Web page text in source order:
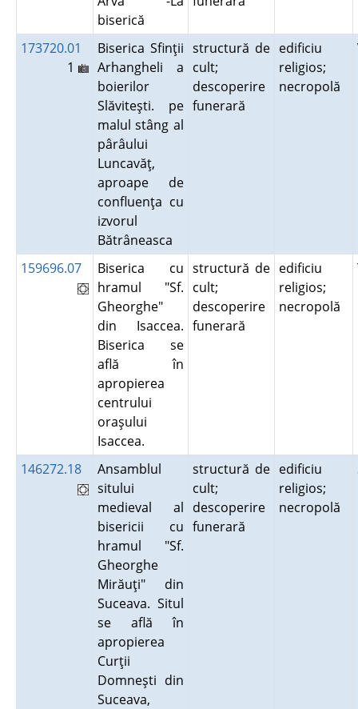
biserică
173720.01
1
Biserica Sfinţii
Arhangheli a
boierilor
Slăviteşti. pe
malul stâng al
pârâului
Luncavăţ,
aproape de
confluenţa cu
izvorul
Bătrâneasca
structură de
cult;
descoperire
funerară
edificiu
religios;
necropolă
159696.07
Biserica cu
hramul "Sf.
Gheorghe"
din Isaccea.
Biserica se
află în
apropierea
centrului
oraşului
Isaccea.
structură de
cult;
descoperire
funerară
edificiu
religios;
necropolă
146272.18
Ansamblul
sitului
medieval al
bisericii cu
hramul "Sf.
Gheorghe
Mirăuţi" din
Suceava. Situl
se află în
apropierea
Curţii
Domneşti din
Suceava,
structură de
cult;
descoperire
funerară
edificiu
religios;
necropolă